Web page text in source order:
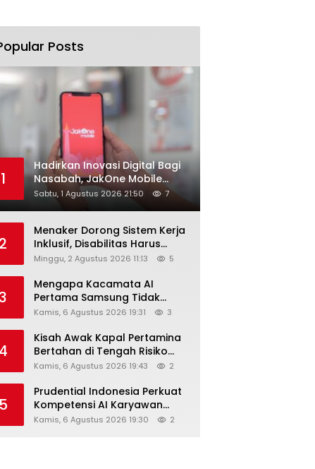
Posts
1
Hadirkan Inovasi Digital Bagi
Nasabah, JakOne Mobile
Antar Bank Jakarta Sukses
Raih Digital Excellence
Sabtu, 1 Agustus 2026 21:50 7
2
Menaker Dorong Sistem Kerja
Inklusif, Disabilitas Harus
Dapat Kesempatan Setara
Minggu, 2 Agustus 2026 11:13 5
3
Mengapa Kacamata AI
Pertama Samsung Tidak
Dibekali Layar?
Kamis, 6 Agustus 2026 19:31 3
4
Kisah Awak Kapal Pertamina
Bertahan di Tengah Risiko
Pelayaran Selat Hormuz
Kamis, 6 Agustus 2026 19:43 2
5
Prudential Indonesia Perkuat
Kompetensi AI Karyawan
Lewat AI Week
Kamis, 6 Agustus 2026 19:30 2